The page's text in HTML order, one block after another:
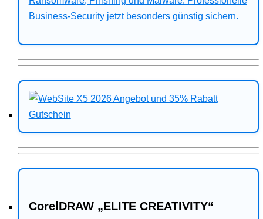
Business-Security jetzt besonders günstig sichern.
CorelDRAW „ELITE CREATIVITY“